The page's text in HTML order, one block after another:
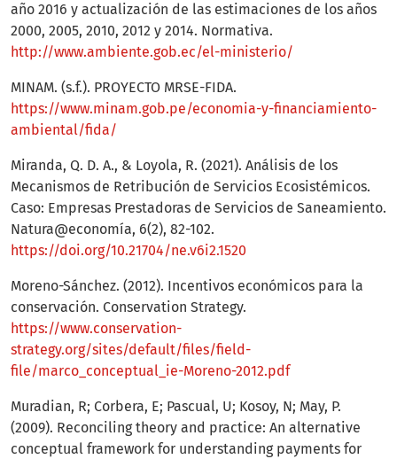
año 2016 y actualización de las estimaciones de los años
2000, 2005, 2010, 2012 y 2014. Normativa.
http://www.ambiente.gob.ec/el-ministerio/
MINAM. (s.f.). PROYECTO MRSE-FIDA.
https://www.minam.gob.pe/economia-y-financiamiento-
ambiental/fida/
Miranda, Q. D. A., & Loyola, R. (2021). Análisis de los
Mecanismos de Retribución de Servicios Ecosistémicos.
Caso: Empresas Prestadoras de Servicios de Saneamiento.
Natura@economía, 6(2), 82-102.
https://doi.org/10.21704/ne.v6i2.1520
Moreno-Sánchez. (2012). Incentivos económicos para la
conservación. Conservation Strategy.
https://www.conservation-
strategy.org/sites/default/files/field-
file/marco_conceptual_ie-Moreno-2012.pdf
Muradian, R; Corbera, E; Pascual, U; Kosoy, N; May, P.
(2009). Reconciling theory and practice: An alternative
conceptual framework for understanding payments for